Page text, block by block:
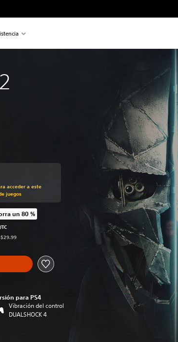
original de US$29.99
acceder a este
juegos
original de US$29.99
un 80 %
para PS4
Vibración del control
DUALSHOCK 4